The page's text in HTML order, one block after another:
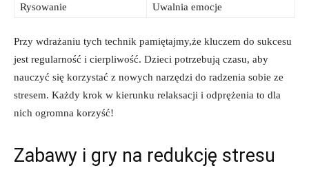
Rysowanie
Uwalnia emocje
Przy wdrażaniu tych technik pamiętajmy,że ⁣kluczem do sukcesu
jest regularność i cierpliwość. Dzieci potrzebują czasu, aby
nauczyć się korzystać z nowych ⁣narzędzi do⁢ radzenia sobie⁢ ze
stresem. Każdy krok w kierunku relaksacji i ​odprężenia‌ to dla
nich ogromna korzyść!
Zabawy i ⁢gry na redukcję stresu